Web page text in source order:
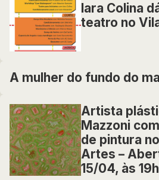
Iara Colina
teatro no
A mulher do fundo do
Artista
Mazzoni
de pintura
Artes –
15/04, às 19h